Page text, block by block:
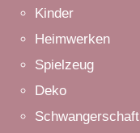
Kinder
Heimwerken
Spielzeug
Deko
Schwangerschaft